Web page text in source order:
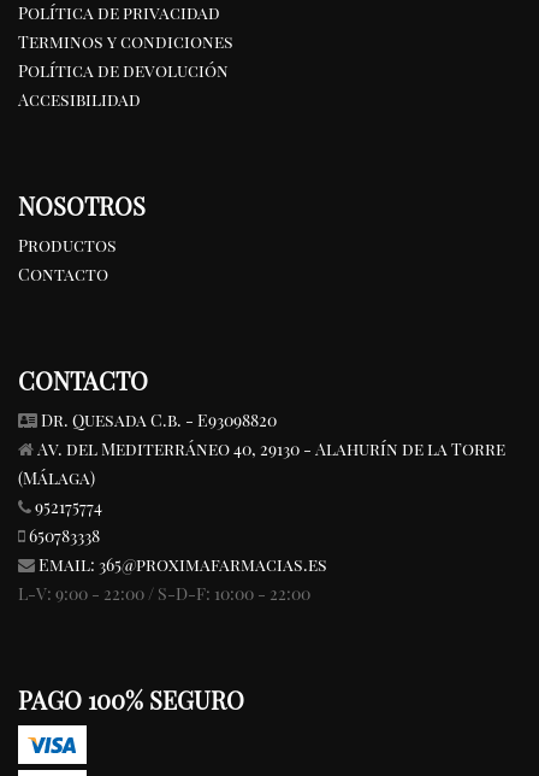
Política de privacidad
Terminos y condiciones
Política de devolución
Accesibilidad
NOSOTROS
Productos
Contacto
CONTACTO
Dr. Quesada C.b. - E93098820
Av. del Mediterráneo 40, 29130 - Alahurín de la Torre
(Málaga)
952175774
650783338
Email: 365@proximafarmacias.es
L-V: 9:00 - 22:00 / S-D-F: 10:00 - 22:00
PAGO 100% SEGURO